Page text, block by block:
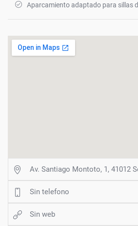
Aparcamiento adaptado para sillas
Av. Santiago Montoto, 1, 41012
Sin telefono
Sin web